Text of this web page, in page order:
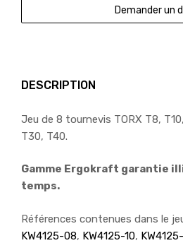
Demander un
DESCRIPTION
Jeu de 8 tournevis TORX T8,
T30, T40.
Gamme Ergokraft garantie
temps.
Références contenues dans le
KW4125-08, KW4125-10,